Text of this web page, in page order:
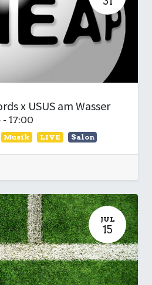
x USUS am Wasser
- 17:00
Musik LIVE Salon
JUL
15